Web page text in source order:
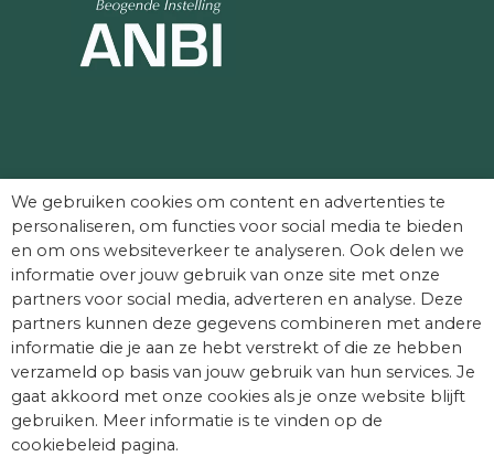
mogelijk maken:
We gebruiken cookies om content en advertenties te
personaliseren, om functies voor social media te bieden
en om ons websiteverkeer te analyseren. Ook delen we
informatie over jouw gebruik van onze site met onze
partners voor social media, adverteren en analyse. Deze
partners kunnen deze gegevens combineren met andere
informatie die je aan ze hebt verstrekt of die ze hebben
verzameld op basis van jouw gebruik van hun services. Je
gaat akkoord met onze cookies als je onze website blijft
gebruiken. Meer informatie is te vinden op de
cookiebeleid pagina.